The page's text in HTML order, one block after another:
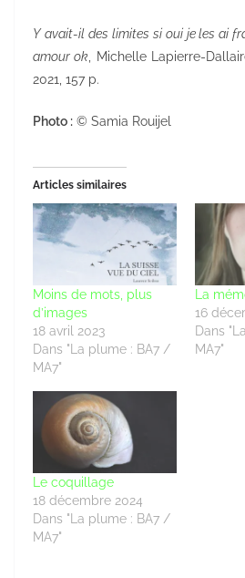
Y avait-il des limites si oui je les ai
amour ok , Michelle Lapierre-
2021, 157 p.
Photo : © Samia Rouijel
Articles similaires
Moins de mots, plus
d’images
18 avril 2023
Dans "La plume : BA7 /
MA7"
La
16
Dans
MA7"
Le coquillage
18 décembre 2024
Dans "La plume : BA7 /
MA7"